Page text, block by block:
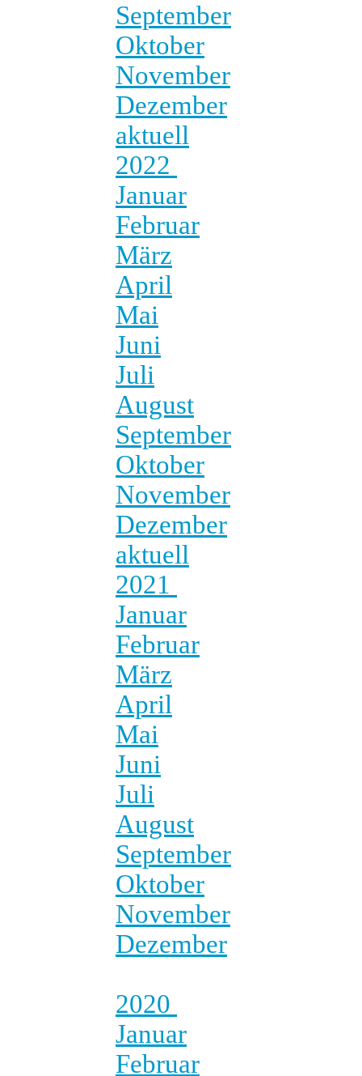
September
Oktober
November
Dezember
aktuell
2022
Januar
Februar
März
April
Mai
Juni
Juli
August
September
Oktober
November
Dezember
aktuell
2021
Januar
Februar
März
April
Mai
Juni
Juli
August
September
Oktober
November
Dezember
2020
Januar
Februar